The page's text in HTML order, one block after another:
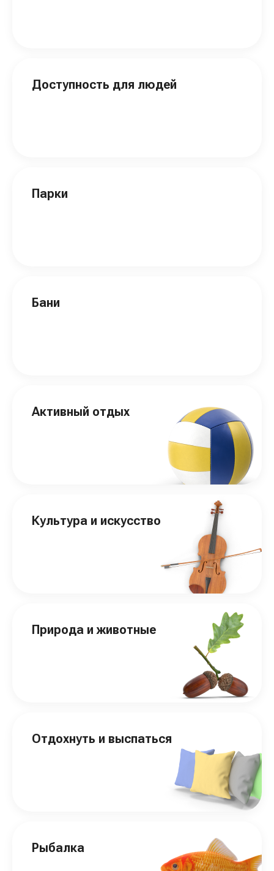
Доступность для людей
Парки
Бани
Активный отдых
Культура и искусство
Природа и животные
Отдохнуть и выспаться
Рыбалка